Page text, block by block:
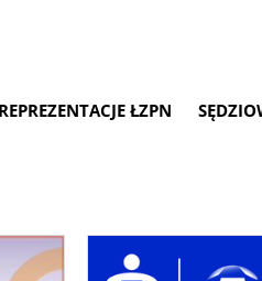
REPREZENTACJE ŁZPN